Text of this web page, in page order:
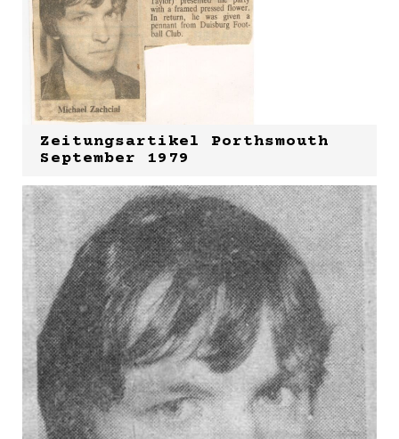
Zeitungsartikel Porthsmouth
September 1979